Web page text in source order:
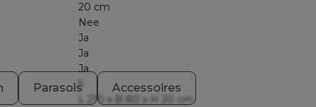
20 cm
Nee
Ja
Ja
Ja
5
L 210 x B 80 x H 20 cm
Parasols Accessoires